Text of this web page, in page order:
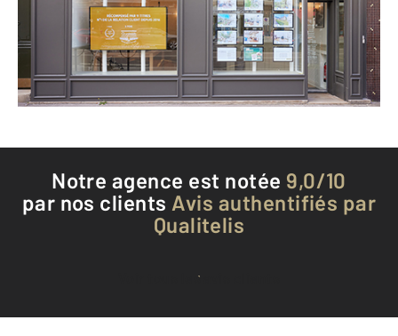
Envoyer un message
Téléphoner à l'agence
Notre agence est notée 9,0/10
par nos clients Avis authentifiés par
Qualitelis
Voir tous les avis clients